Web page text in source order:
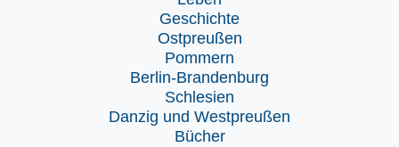
Geschichte
Ostpreußen
Pommern
Berlin-Brandenburg
Schlesien
Danzig und Westpreußen
Bücher